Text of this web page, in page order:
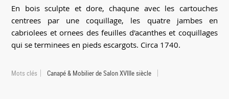
En bois sculpte et dore, chaqune avec les cartouches
centrees par une coquillage, les quatre jambes en
cabriolees et ornees des feuilles d'acanthes et coquillages
qui se terminees en pieds escargots. Circa 1740.
Mots clés Canapé & Mobilier de Salon XVIIIe siècle